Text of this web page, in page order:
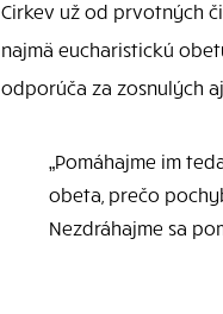
Cirkev už od prvotných
najmä eucharistickú
odporúča za zosnulých
„Pomáhajme im
obeta, prečo
Nezdráhajme sa